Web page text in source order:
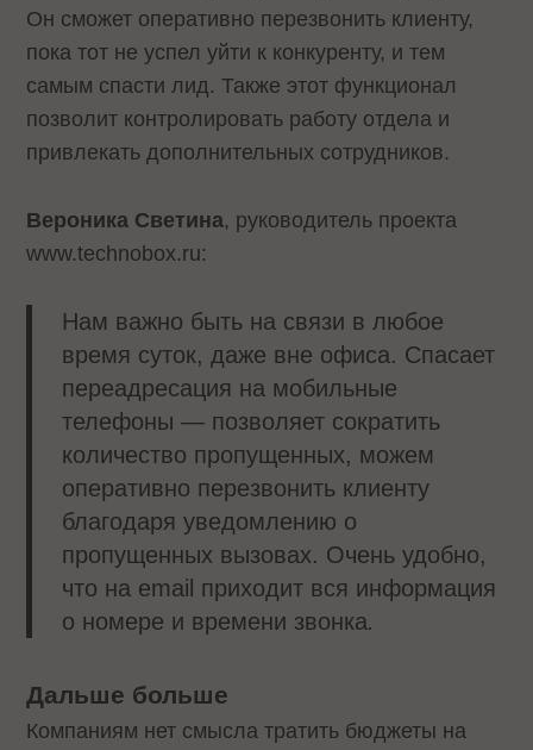
Он сможет оперативно перезвонить клиенту,
пока тот не успел уйти к конкуренту, и тем
самым спасти лид. Также этот функционал
позволит контролировать работу отдела и
привлекать дополнительных сотрудников.
Вероника Светина, руководитель проекта
www.technobox.ru:
Нам важно быть на связи в любое
время суток, даже вне офиса. Спасает
переадресация на мобильные
телефоны — позволяет сократить
количество пропущенных, можем
оперативно перезвонить клиенту
благодаря уведомлению о
пропущенных вызовах. Очень удобно,
что на email приходит вся информация
о номере и времени звонка.
Дальше больше
Компаниям нет смысла тратить бюджеты на